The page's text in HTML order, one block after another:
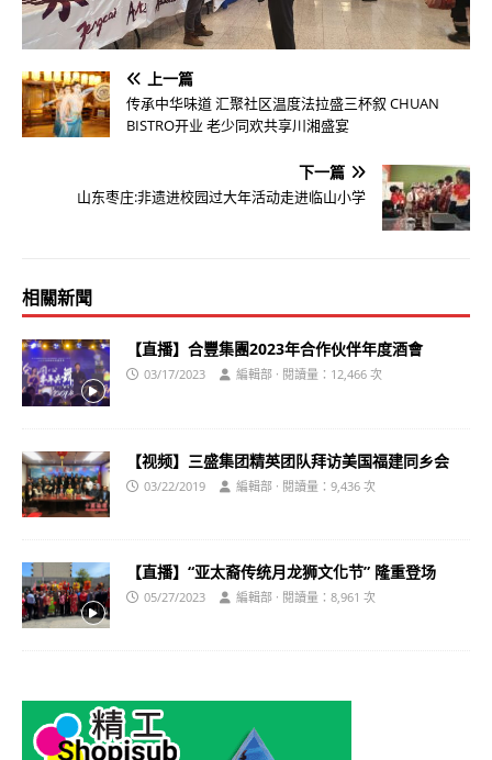
上一篇
传承中华味道 汇聚社区温度法拉盛三杯叙 CHUAN
BISTRO开业 老少同欢共享川湘盛宴
下一篇
山东枣庄:非遗进校园过大年活动走进临山小学
相關新聞
【直播】合豐集團2023年合作伙伴年度酒會
03/17/2023 編輯部 · 閱讀量：12,466 次
【视频】三盛集团精英团队拜访美国福建同乡会
03/22/2019 編輯部 · 閱讀量：9,436 次
【直播】“亚太裔传统月龙狮文化节” 隆重登场
05/27/2023 編輯部 · 閱讀量：8,961 次